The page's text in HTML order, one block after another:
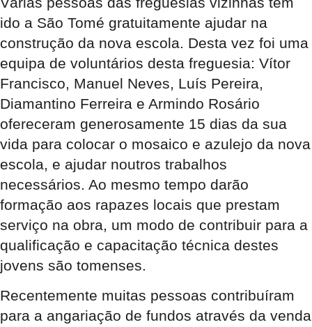
ido a São Tomé gratuitamente ajudar na
construção da nova escola. Desta vez foi uma
equipa de voluntários desta freguesia: Vítor
Francisco, Manuel Neves, Luís Pereira,
Diamantino Ferreira e Armindo Rosário
ofereceram generosamente 15 dias da sua
vida para colocar o mosaico e azulejo da nova
escola, e ajudar noutros trabalhos
necessários. Ao mesmo tempo darão
formação aos rapazes locais que prestam
serviço na obra, um modo de contribuir para a
qualificação e capacitação técnica destes
jovens são tomenses.
Recentemente muitas pessoas contribuíram
para a angariação de fundos através da venda